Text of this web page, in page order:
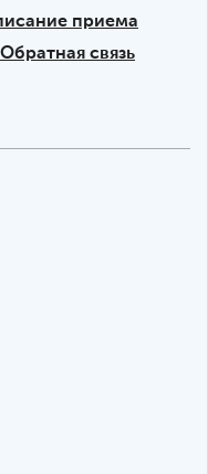
приема
Обратная связь